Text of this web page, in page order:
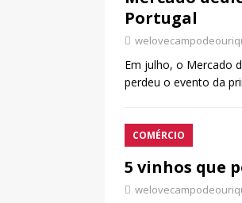
Portugal
Em julho, o Mercado
perdeu o evento da
COMÉRCIO
5 vinhos que